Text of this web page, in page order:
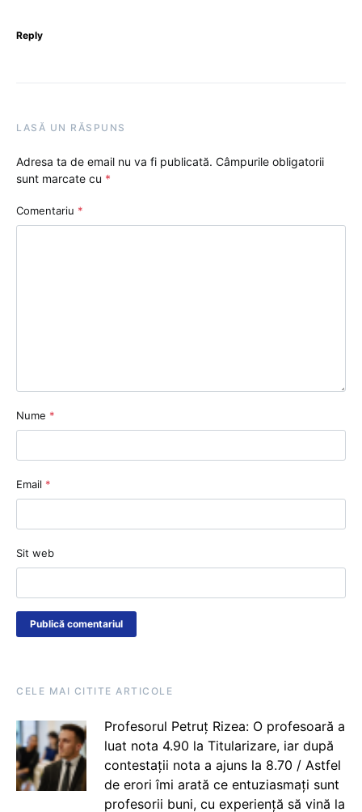
Reply
LASĂ UN RĂSPUNS
Adresa ta de email nu va fi publicată. Câmpurile obligatorii
sunt marcate cu *
Comentariu *
Nume *
Email *
Sit web
CELE MAI CITITE ARTICOLE
Profesorul Petruț Rizea: O profesoară a
luat nota 4.90 la Titularizare, iar după
contestații nota a ajuns la 8.70 / Astfel
de erori îmi arată ce entuziasmați sunt
profesorii buni, cu experiență să vină la